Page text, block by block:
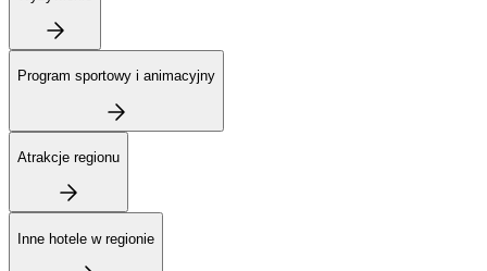
Program sportowy i animacyjny
Atrakcje regionu
Inne hotele w regionie